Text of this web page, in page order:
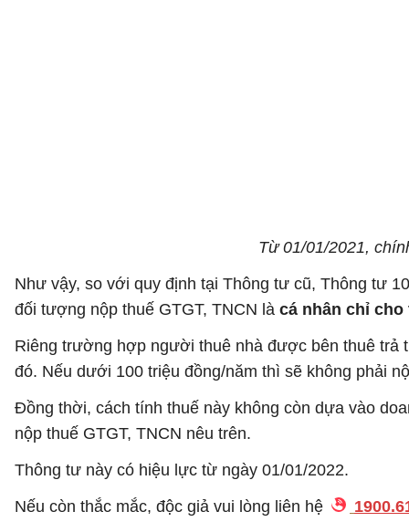
Từ 01/01/2021,
Như vậy, so với quy định tại Thông tư cũ, Thông tư
đối tượng nộp thuế GTGT, TNCN là cá nhân chỉ
Riêng trường hợp người thuê nhà được bên thuê trả
đó. Nếu dưới 100 triệu đồng/năm thì sẽ không phải
Đồng thời, cách tính thuế này không còn dựa vào
nộp thuế GTGT, TNCN nêu trên.
Thông tư này có hiệu lực từ ngày 01/01/2022.
Nếu còn thắc mắc, độc giả vui lòng liên hệ